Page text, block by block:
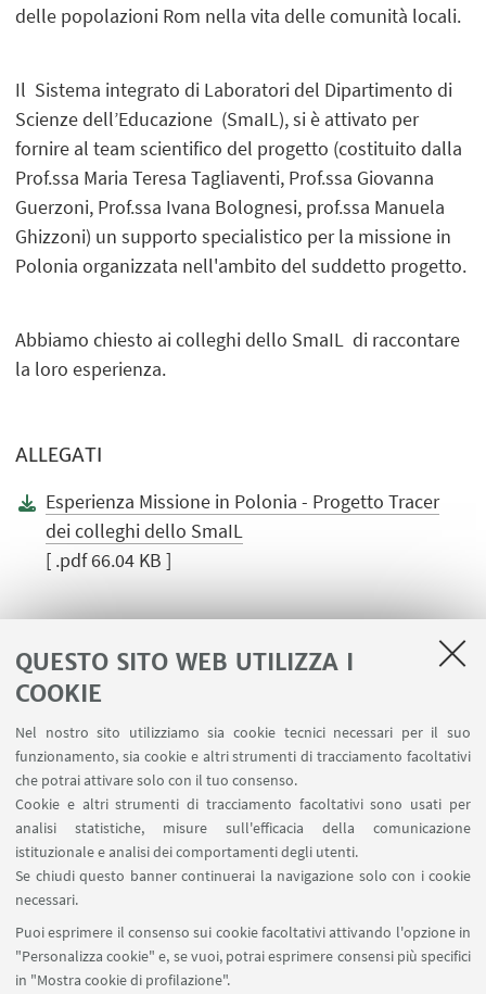
QUESTO SITO WEB UTILIZZA I
COOKIE
Nel nostro sito utilizziamo sia cookie tecnici necessari per il suo
funzionamento, sia cookie e altri strumenti di tracciamento facoltativi
che potrai attivare solo con il tuo consenso.
Cookie e altri strumenti di tracciamento facoltativi sono usati per
analisi statistiche, misure sull'efficacia della comunicazione
istituzionale e analisi dei comportamenti degli utenti.
Se chiudi questo banner continuerai la navigazione solo con i cookie
necessari.
Puoi esprimere il consenso sui cookie facoltativi attivando l'opzione in
"Personalizza cookie" e, se vuoi, potrai esprimere consensi più specifici
in "Mostra cookie di profilazione".
delle popolazioni Rom nella vita delle comunità locali.
Il Sistema integrato di Laboratori del Dipartimento di
Scienze dell’Educazione (SmaIL), si è attivato per
fornire al team scientifico del progetto (costituito dalla
Prof.ssa Maria Teresa Tagliaventi, Prof.ssa Giovanna
Guerzoni, Prof.ssa Ivana Bolognesi, prof.ssa Manuela
Ghizzoni) un supporto specialistico per la missione in
Polonia organizzata nell'ambito del suddetto progetto.
Abbiamo chiesto ai colleghi dello SmaIL di raccontare
la loro esperienza.
ALLEGATI
Esperienza Missione in Polonia - Progetto Tracer
dei colleghi dello SmaIL
[ .pdf 66.04 KB ]
Area riservata
Contatti
SEGUI IL DIPARTIMENTO SU:
SEGUI UNIBO SU: